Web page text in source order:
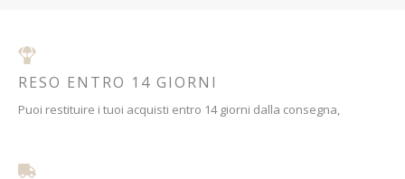
RESO ENTRO 14 GIORNI
Puoi restituire i tuoi acquisti entro 14 giorni dalla consegna,